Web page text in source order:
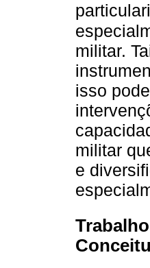
militar.
isso
militar
e